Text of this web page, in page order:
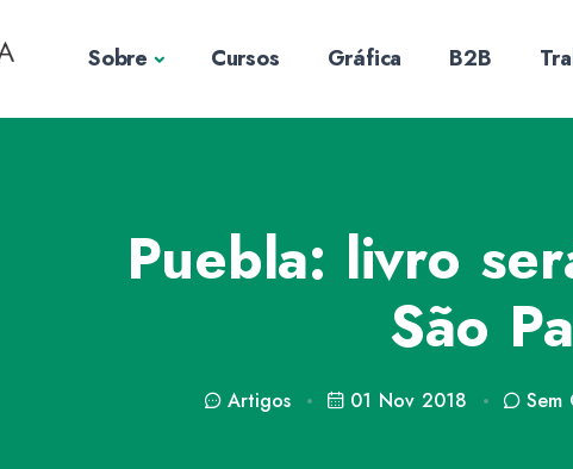
Sobre Cursos Gráfica B2B
Puebla: livro
São
Artigos 01 Nov 2018 Sem